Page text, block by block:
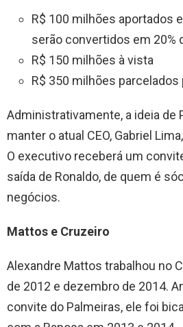
R$ 100 milhões aportados
serão convertidos em 20%
R$ 150 milhões à vista
R$ 350 milhões parcelados
Administrativamente, a ideia de
manter o atual CEO, Gabriel
O executivo receberá um
saída de Ronaldo, de quem é
negócios.
Mattos e Cruzeiro
Alexandre Mattos trabalhou no
de 2012 e dezembro de 2014.
convite do Palmeiras, ele foi